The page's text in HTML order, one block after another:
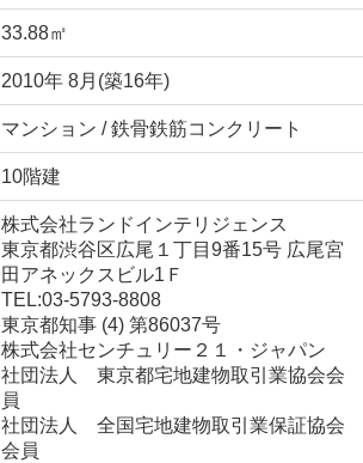
33.88㎡
2010年 8月(築16年)
マンション / 鉄骨鉄筋コンクリート
10階建
株式会社ランドインテリジェンス
東京都渋谷区広尾１丁目9番15号 広尾宮
田アネックスビル1Ｆ
TEL:03-5793-8808
東京都知事 (4) 第86037号
株式会社センチュリー２１・ジャパン
社団法人 東京都宅地建物取引業協会会
員
社団法人 全国宅地建物取引業保証協会
会員